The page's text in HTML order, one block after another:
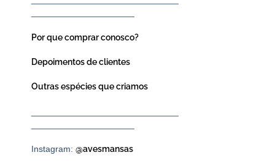
Por que comprar conosco?
Depoimentos de clientes
Outras espécies que criamos
Instagram:@avesmansas